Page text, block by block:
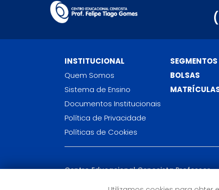
INSTITUCIONAL
Quem Somos
Sistema de Ensino
Documentos Institucionais
Política de Privacidade
Políticas de Cookies
SEGMENTOS
BOLSAS
Centro Educacional Cenecista Professor
Av. Desembargador Hilton Souto Maior, 4181,